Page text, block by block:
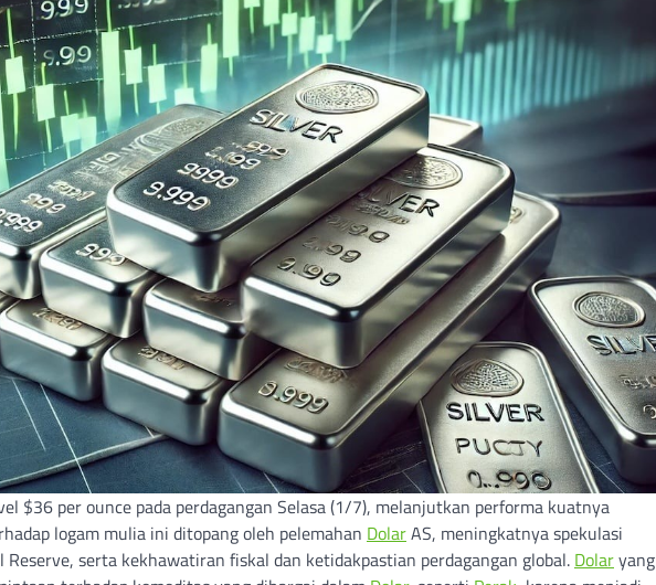
$36 per ounce pada perdagangan Selasa (1/7), melanjutkan performa kuatnya
logam mulia ini ditopang oleh pelemahan DolarAS, meningkatnya spekulasi
Reserve, serta kekhawatiran fiskal dan ketidakpastian perdagangan global. Dolaryang